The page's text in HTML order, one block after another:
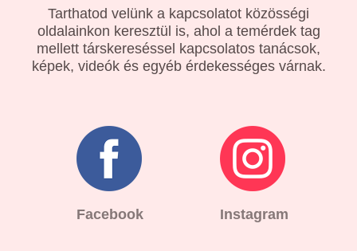
Tarthatod velünk a kapcsolatot közösségi
oldalainkon keresztül is, ahol a temérdek tag
mellett társkereséssel kapcsolatos tanácsok,
képek, videók és egyéb érdekességes várnak.
Facebook Instagram